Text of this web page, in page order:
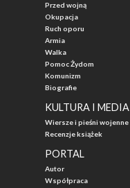
Przed wojną
Okupacja
Ruch oporu
Armia
Walka
Pomoc Żydom
Komunizm
Biografie
KULTURA I MEDIA
Wiersze i pieśni wojenne
Recenzje książek
PORTAL
Autor
Współpraca